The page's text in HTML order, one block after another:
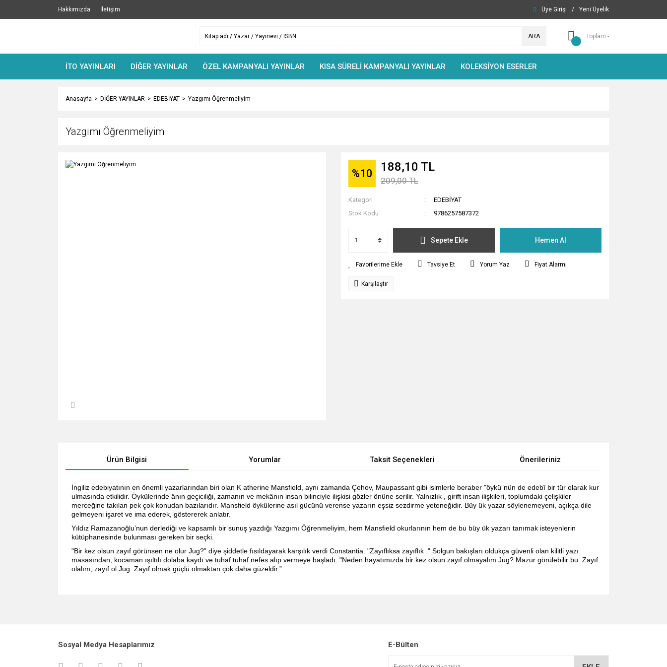
Hakkımızda İletişim Üye Girişi / Yeni Üyelik
ARA Toplam -
İTO YAYINLARI DİĞER YAYINLAR ÖZEL KAMPANYALI YAYINLAR KISA SÜRELİ KAMPANYALI YAYINLAR KOLEKSİYON ESERLER
Anasayfa DİĞER YAYINLAR EDEBİYAT Yazgımı Öğrenmeliyim
Yazgımı Öğrenmeliyim
%10 188,10 TL
209,00 TL
Kategori
EDEBİYAT
Stok Kodu
9786257587372
Sepete Ekle Hemen Al
Tavsiye Et Yorum Yaz Fiyat Alarmı
Karşılaştır
Ürün Bilgisi Yorumlar Taksit Seçenekleri Önerileriniz
İngiliz edebiyatının en önemli yazarlarından biri olan K atherine Mansfield, aynı zamanda Çehov, Maupassant gibi isimlerle beraber "öykü”nün de edebî bir tür olarak kur
ulmasında etkilidir. Öykülerinde ânın geçiciliği, zamanın ve mekânın insan bilinciyle ilişkisi gözler önüne serilir. Yalnızlık , girift insan ilişkileri, toplumdaki çelişkiler
merceğine takılan pek çok konudan bazılarıdır. Mansfield öykülerine asıl gücünü verense yazarın eşsiz sezdirme yeteneğidir. Büy ük yazar söylenemeyeni, açıkça dile
gelmeyeni işaret ve ima ederek, göstererek anlatır.
Yıldız Ramazanoğlu’nun derlediği ve kapsamlı bir sunuş yazdığı Yazgımı Öğrenmeliyim, hem Mansfield okurlarının hem de bu büy ük yazarı tanımak isteyenlerin
kütüphanesinde bulunması gereken bir seçki.
"Bir kez olsun zayıf görünsen ne olur Jug?” diye şiddetle fısıldayarak karşılık verdi Constantia. "Zayıflıksa zayıflık .” Solgun bakışları oldukça güvenli olan kilitli yazı
masasından, kocaman ışıltılı dolaba kaydı ve tuhaf tuhaf nefes alıp vermeye başladı. "Neden hayatımızda bir kez olsun zayıf olmayalım Jug? Mazur görülebilir bu. Zayıf
olalım, zayıf ol Jug. Zayıf olmak güçlü olmaktan çok daha güzeldir.”
Ürün açıklamasında eksik bilgiler bulunuyor.
Sosyal Medya Hesaplarımız E-Bülten